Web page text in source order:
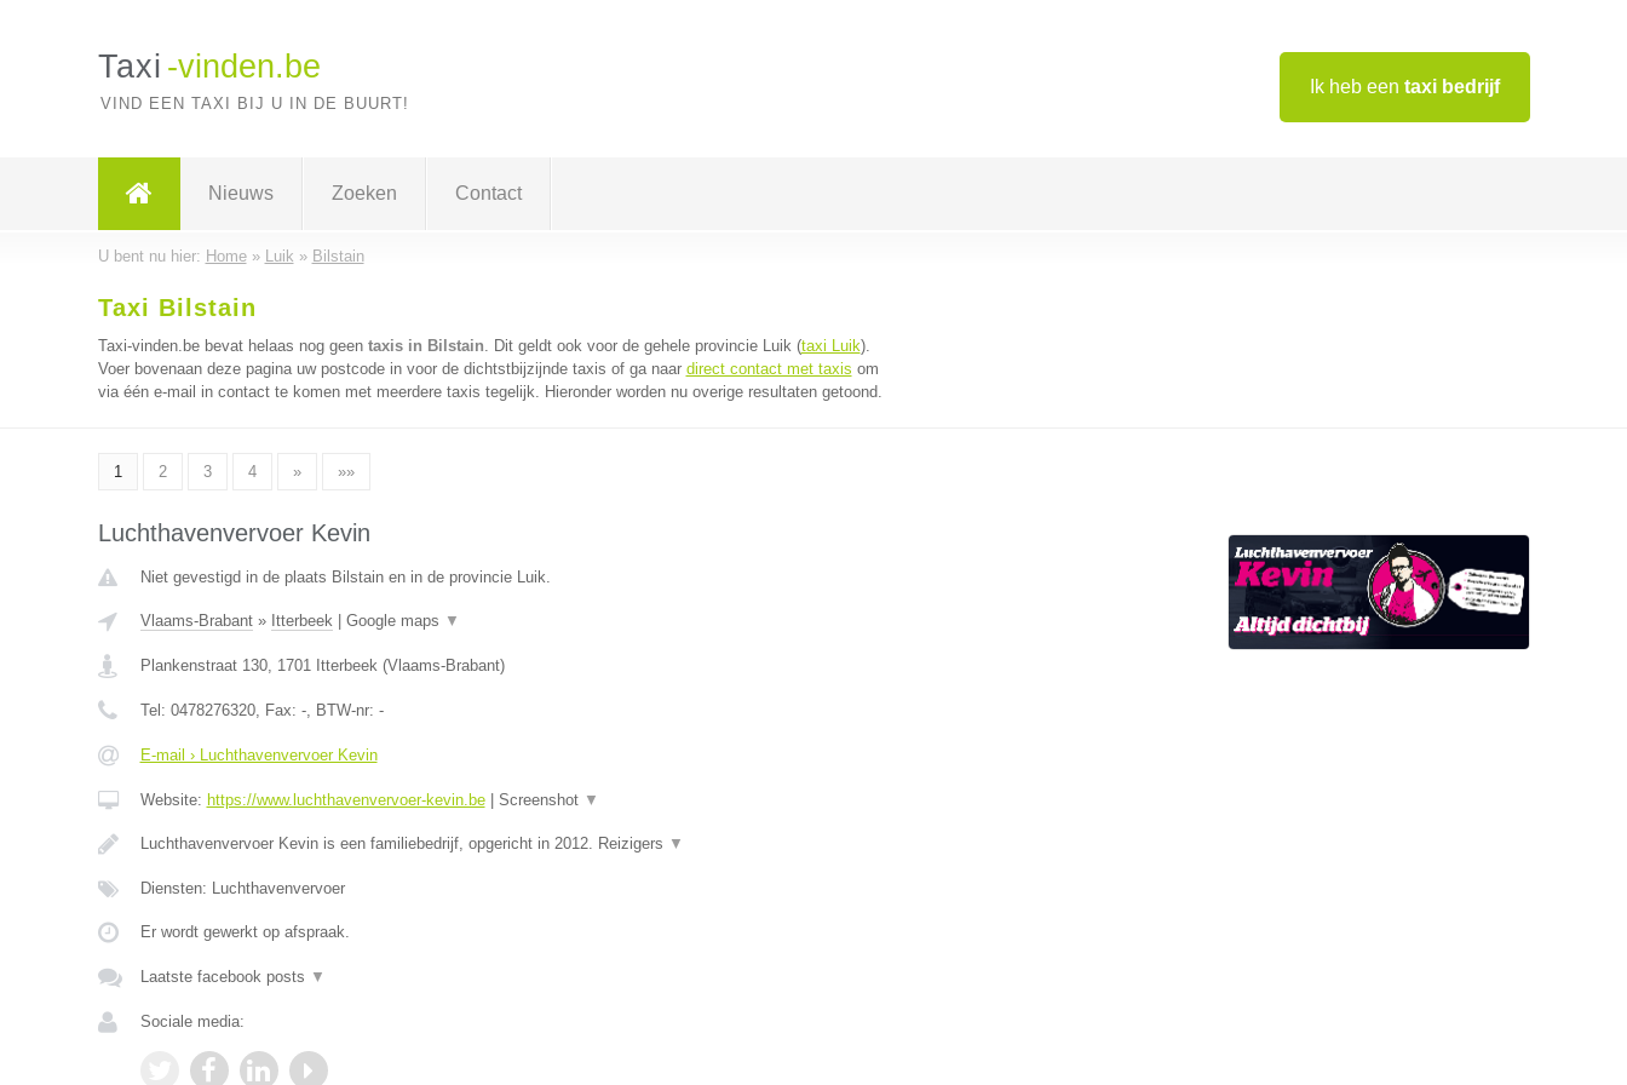
Ik heb een taxi bedrijf
Taxi -vinden.be
VIND EEN TAXI BIJ U IN DE BUURT!
Nieuws Zoeken Contact
U bent nu hier: Home» Luik » Bilstain
Taxi Bilstain
Taxi-vinden.be bevat helaas nog geen taxis in Bilstain. Dit geldt ook voor de gehele provincie Luik (taxi Luik).
Voer bovenaan deze pagina uw postcode in voor de dichtstbijzijnde taxis of ga naar direct contact met taxis om
via één e-mail in contact te komen met meerdere taxis tegelijk. Hieronder worden nu overige resultaten getoond.
1 2 3 4 » »»
Luchthavenvervoer Kevin
Niet gevestigd in de plaats Bilstain en in de provincie Luik.
Vlaams-Brabant» Itterbeek| Google maps ▼
Plankenstraat 130, 1701 Itterbeek(Vlaams-Brabant)
Tel: 0478276320, Fax: -, BTW-nr: -
E-mail › Luchthavenvervoer Kevin
Website: https://www.luchthavenvervoer-kevin.be| Screenshot ▼
Luchthavenvervoer Kevin is een familiebedrijf, opgericht in 2012. Reizigers ▼
Diensten: Luchthavenvervoer
Er wordt gewerkt op afspraak.
Laatste facebook posts ▼
Sociale media: